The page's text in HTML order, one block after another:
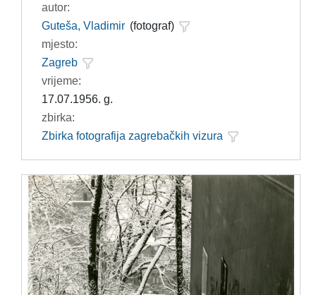
autor:
Guteša, Vladimir (fotograf)
mjesto:
Zagreb
vrijeme:
17.07.1956. g.
zbirka:
Zbirka fotografija zagrebačkih vizura